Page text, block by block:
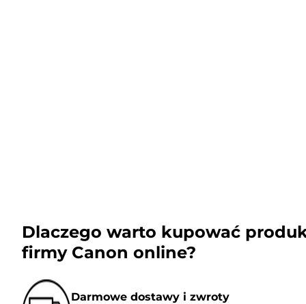
Dlaczego warto kupować
firmy Canon online?
Darmowe dostawy i zwroty